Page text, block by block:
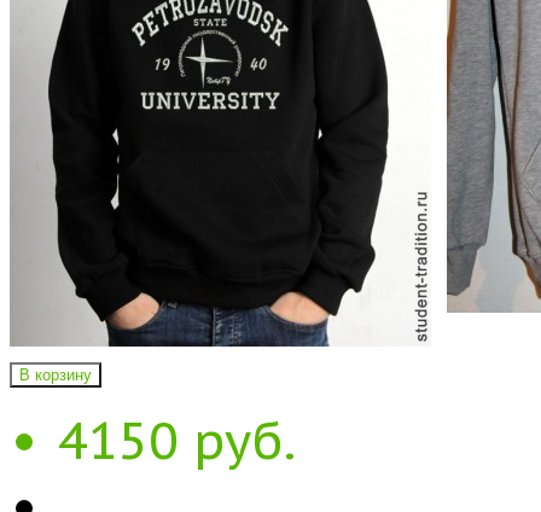
В корзину
4150 руб.